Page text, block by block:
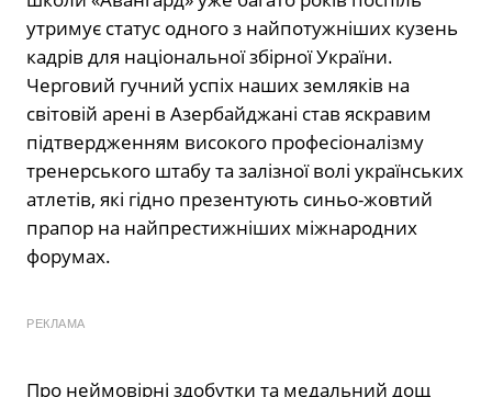
утримує статус одного з найпотужніших кузень
кадрів для національної збірної України.
Черговий гучний успіх наших земляків на
світовій арені в Азербайджані став яскравим
підтвердженням високого професіоналізму
тренерського штабу та залізної волі українських
атлетів, які гідно презентують синьо-жовтий
прапор на найпрестижніших міжнародних
форумах.
РЕКЛАМА
Про неймовірні здобутки та медальний дощ